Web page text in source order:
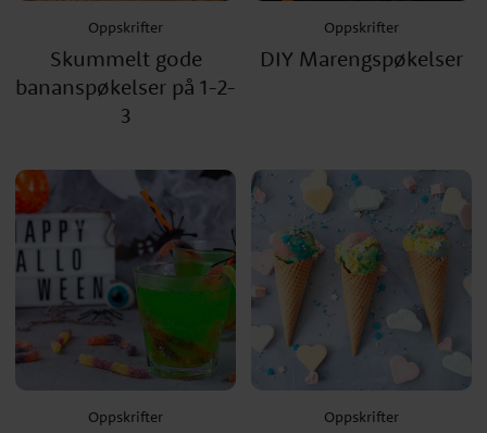
Oppskrifter
Skummelt gode
bananspøkelser på 1-2-
3
Oppskrifter
DIY Marengspøkelser
Oppskrifter Oppskrifter